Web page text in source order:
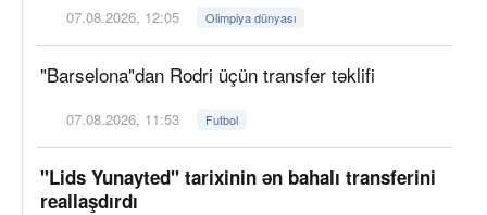
07.08.2026, 12:05 Olimpiya dünyası
"Barselona"dan Rodri üçün transfer təklifi
07.08.2026, 11:53 Futbol
"Lids Yunayted" tarixinin ən bahalı transferini
reallaşdırdı